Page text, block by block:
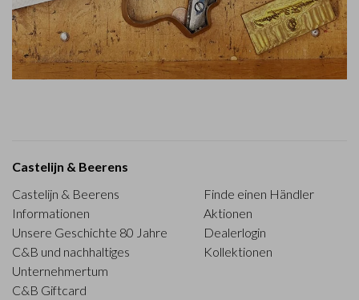
Castelijn & Beerens
Castelijn & Beerens
Informationen
Unsere Geschichte 80 Jahre
C&B und nachhaltiges
Unternehmertum
C&B Giftcard
Finde einen Händler
Aktionen
Dealerlogin
Kollektionen